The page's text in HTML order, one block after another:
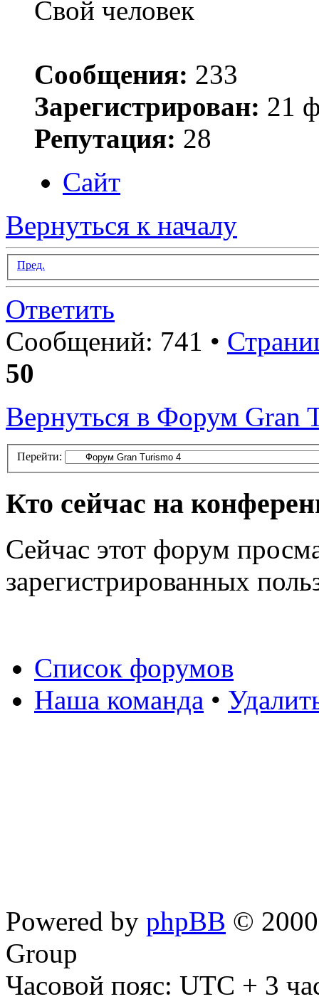
Свой человек
Сообщения: 233
Зарегистрирован: 21
Репутация: 28
Сайт
Вернуться к началу
Пред.
Ответить
Сообщений: 741 •
50
Вернуться в Форум Gran
Перейти:
Кто сейчас на
Сейчас этот форум
зарегистрированных
Список форумов
Наша команда •
Powered by phpBB ©
Group
Часовой пояс: UTC + 3